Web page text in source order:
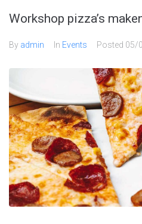
Workshop pizza’s
By admin In Events Posted 05/